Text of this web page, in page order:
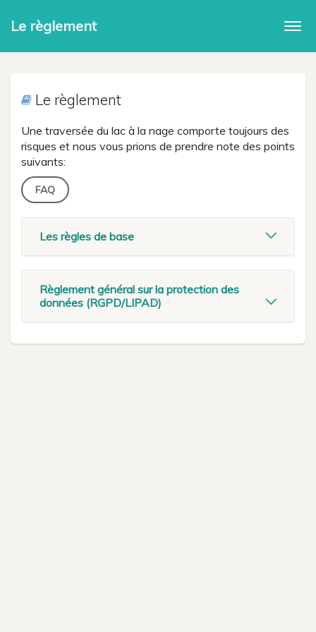
Le règlement
Le règlement
Une traversée du lac à la nage comporte toujours des
risques et nous vous prions de prendre note des points
suivants:
FAQ
Les règles de base
Règlement général sur la protection des
données (RGPD/LIPAD)